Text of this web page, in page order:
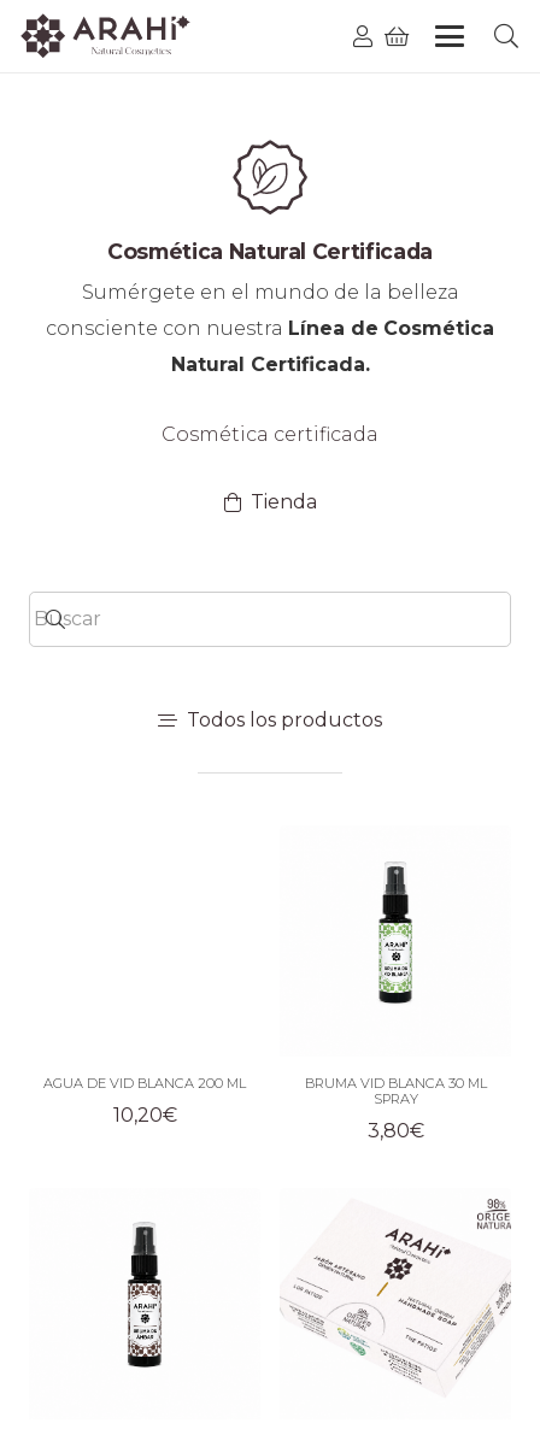
Cosmética Natural Certificada
Sumérgete en el mundo de la belleza
consciente con nuestra Línea de Cosmética
Natural Certificada.
Cosmética certificada
Tienda
Todos los productos
AGUA DE VID BLANCA 200 ML
10,20€
BRUMA VID BLANCA 30 ML
SPRAY
3,80€